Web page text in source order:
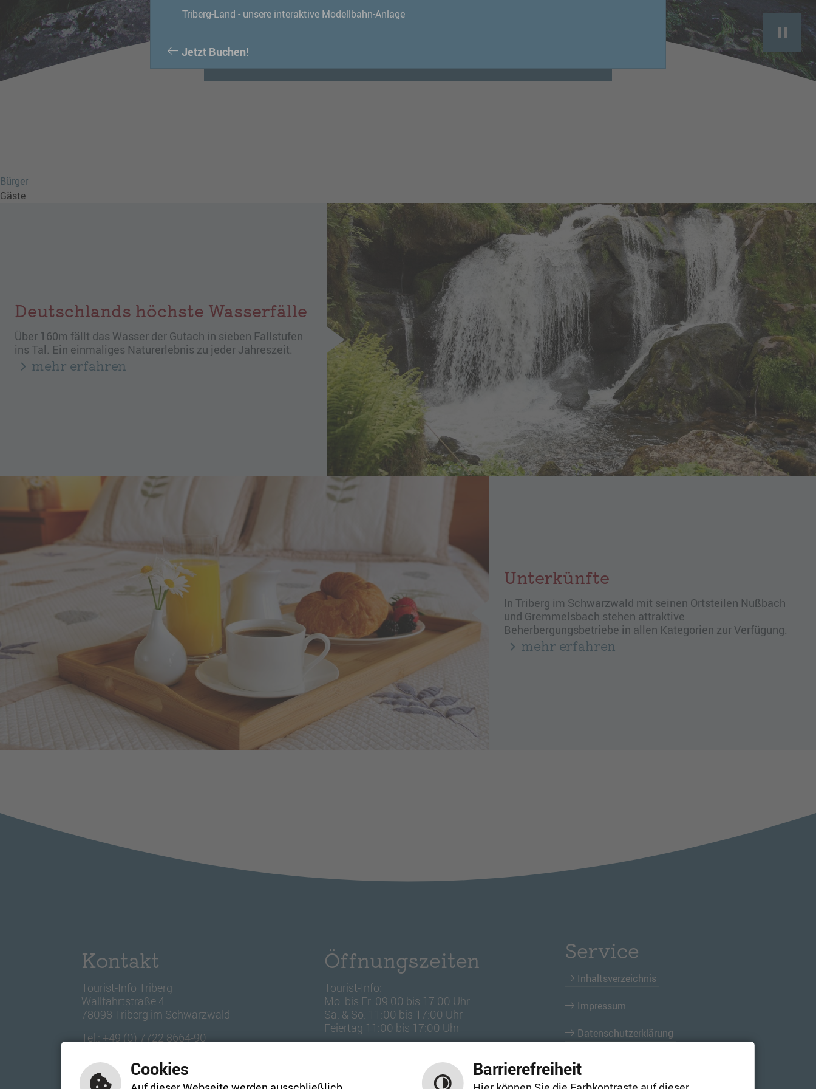
Bürger
Gäste
Deutschlands höchste Wasserfälle
Über 160m fällt das Wasser der Gutach in sieben Fallstufen
ins Tal. Ein einmaliges Naturerlebnis zu jeder Jahreszeit.
mehr erfahren
Unterkünfte
In Triberg im Schwarzwald mit seinen Ortsteilen Nußbach
und Gremmelsbach stehen attraktive
Beherbergungsbetriebe in allen Kategorien zur Verfügung.
mehr erfahren
Kontakt
Tourist-Info Triberg
Wallfahrtstraße 4
78098 Triberg im Schwarzwald
Tel.: +49 (0) 7722 8664-90
tourist-info@triberg.de
E-Mail schreiben
Öffnungszeiten
Tourist-Info:
Mo. bis Fr. 09:00 bis 17:00 Uhr
Sa. & So. 11:00 bis 17:00 Uhr
Feiertag 11:00 bis 17:00 Uhr
Service
Inhaltsverzeichnis
Impressum
Datenschutzerklärung
Erklärung zur Barrierefreiheit
Triberg-Land - unsere interaktive Modellbahn-Anlage
Jetzt Buchen!
Cookies Barrierefreiheit